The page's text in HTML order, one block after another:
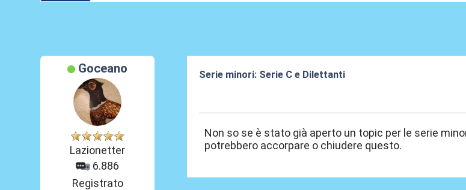
Goceano
Lazionetter
6.886
Registrato
Serie minori: Serie C e Dilettanti
Non so se è stato già aperto un topic per le serie
potrebbero accorpare o chiudere questo.